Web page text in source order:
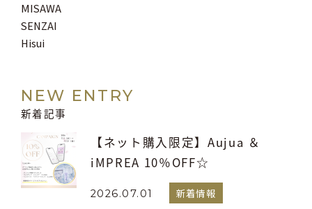
MISAWA
SENZAI
Hisui
NEW ENTRY
新着記事
【ネット購入限定】Aujua ＆
iMPREA 10％OFF☆
2026.07.01 新着情報